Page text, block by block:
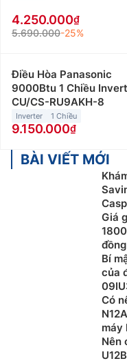
4.250.000
5.690.000-25%
Điều Hòa Panasonic
9000Btu 1 Chiều
CU/CS-RU9AKH-8
Inverter 1 Chiều
9.150.000
BÀI VIẾT MỚI
Giá
Bí
của
Có
máy
Nên